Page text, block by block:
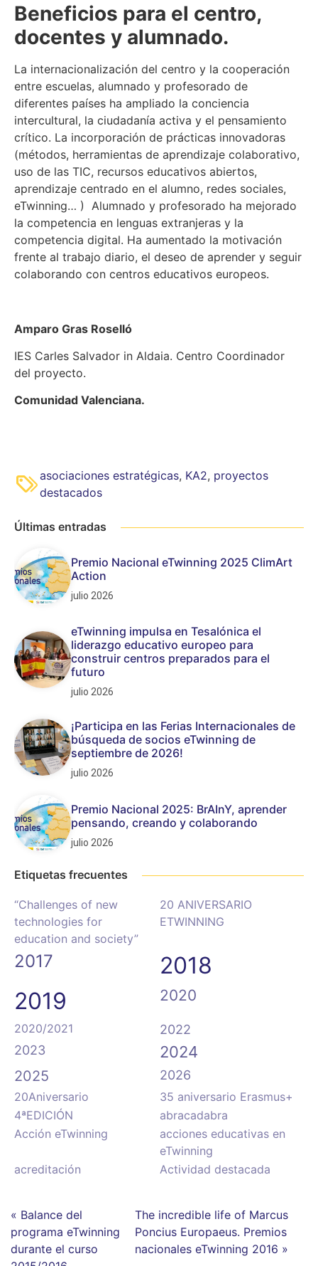
Beneficios para el centro,
docentes y alumnado.
La internacionalización del centro y la cooperación
entre escuelas, alumnado y profesorado de
diferentes países ha ampliado la conciencia
intercultural, la ciudadanía activa y el pensamiento
crítico. La incorporación de prácticas innovadoras
(métodos, herramientas de aprendizaje colaborativo,
uso de las TIC, recursos educativos abiertos,
aprendizaje centrado en el alumno, redes sociales,
eTwinning… ) Alumnado y profesorado ha mejorado
la competencia en lenguas extranjeras y la
competencia digital. Ha aumentado la motivación
frente al trabajo diario, el deseo de aprender y seguir
colaborando con centros educativos europeos.
Amparo Gras Roselló
IES Carles Salvador in Aldaia. Centro Coordinador
del proyecto.
Comunidad Valenciana.
asociaciones estratégicas, KA2, proyectos
destacados
Últimas entradas
Premio Nacional eTwinning 2025 ClimArt
Action
julio 2026
eTwinning impulsa en Tesalónica el
liderazgo educativo europeo para
construir centros preparados para el
futuro
julio 2026
¡Participa en las Ferias Internacionales de
búsqueda de socios eTwinning de
septiembre de 2026!
julio 2026
Premio Nacional 2025: BrAInY, aprender
pensando, creando y colaborando
julio 2026
Etiquetas frecuentes
“Challenges of new
technologies for
education and society”
20 ANIVERSARIO
ETWINNING
2017
2018
2019
2020
2020/2021
2022
2023
2024
2025 2026
20Aniversario
35 aniversario Erasmus+
4ªEDICIÓN
abracadabra
Acción eTwinning
acciones educativas en
eTwinning
acreditación
Actividad destacada
« Balance del
programa eTwinning
durante el curso
The incredible life of Marcus
Poncius Europaeus. Premios
nacionales eTwinning 2016 »